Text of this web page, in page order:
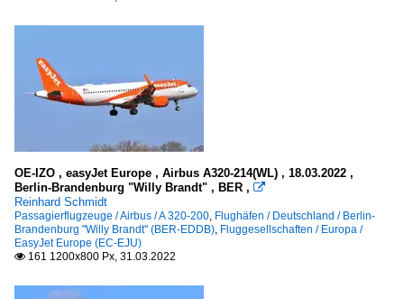
OE-IZO , easyJet Europe , Airbus A320-214(WL) , 18.03.2022 ,
Berlin-Brandenburg "Willy Brandt" , BER , 
Reinhard Schmidt
Passagierflugzeuge / Airbus / A 320-200, Flughäfen / Deutschland / Berlin-
Brandenburg "Willy Brandt" (BER-EDDB), Fluggesellschaften / Europa /
EasyJet Europe (EC-EJU)
 161 1200x800 Px, 31.03.2022